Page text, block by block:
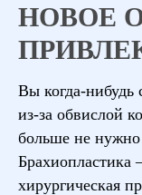
НОВОЕ
Вы когда-нибудь
из-за обвислой
больше не нужно
Брахиопластика
хирургическая